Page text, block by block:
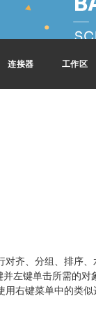
连接器 工作区
对齐、分组、排序
并左键单击所需的对
右键菜单中的类似